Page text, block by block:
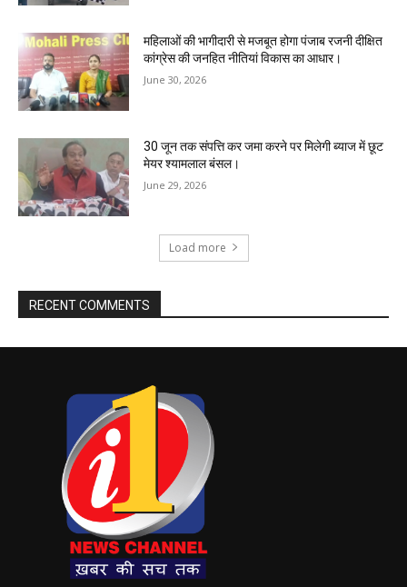
महिलाओं की भागीदारी से मजबूत होगा पंजाब रजनी दीक्षित
कांग्रेस की जनहित नीतियां विकास का आधार।
June 30, 2026
30 जून तक संपत्ति कर जमा करने पर मिलेगी ब्याज में छूट
मेयर श्यामलाल बंसल।
June 29, 2026
Load more
RECENT COMMENTS